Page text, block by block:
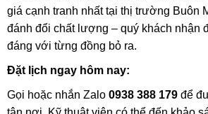
giá cạnh tranh nhất tại thị trường Buôn
đánh đổi chất lượng – quý khách nhận
đáng với từng đồng bỏ ra.
Đặt lịch ngay hôm nay:
Gọi hoặc nhắn Zalo 0938 388 179 để